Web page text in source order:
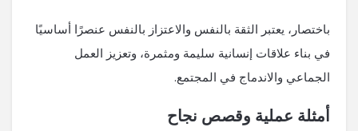
باختصار، يعتبر الثقة بالنفس والاعتزاز بالنفس عنصرًا أساسيًا
في بناء علاقات إنسانية سليمة ومثمرة، وتعزيز العمل
الجماعي والاندماج في المجتمع.
أمثلة عملية وقصص نجاح